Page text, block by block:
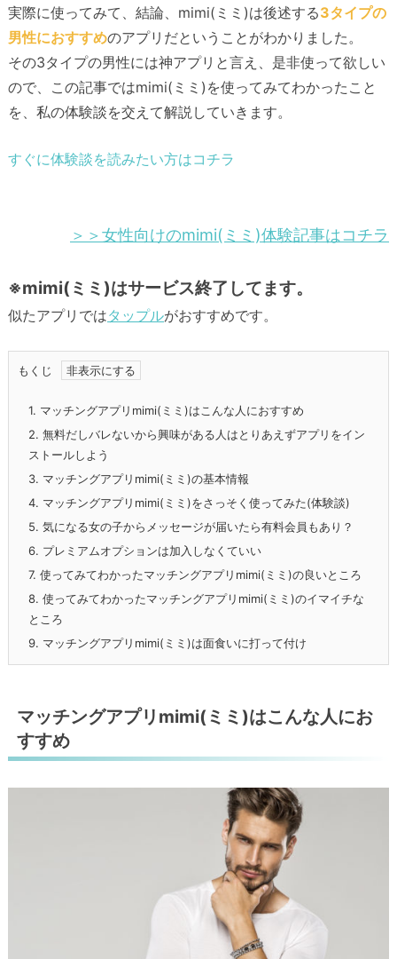
実際に使ってみて、結論、mimi(ミミ)は後述する3タイプの
男性におすすめのアプリだということがわかりました。
その3タイプの男性には神アプリと言え、是非使って欲しい
ので、この記事ではmimi(ミミ)を使ってみてわかったこと
を、私の体験談を交えて解説していきます。
すぐに体験談を読みたい方はコチラ
＞＞女性向けのmimi(ミミ)体験記事はコチラ
※mimi(ミミ)はサービス終了してます。
似たアプリではタップルがおすすめです。
もくじ
1. マッチングアプリmimi(ミミ)はこんな人におすすめ
2. 無料だしバレないから興味がある人はとりあえずアプリをイン
ストールしよう
3. マッチングアプリmimi(ミミ)の基本情報
4. マッチングアプリmimi(ミミ)をさっそく使ってみた(体験談)
5. 気になる女の子からメッセージが届いたら有料会員もあり？
6. プレミアムオプションは加入しなくていい
7. 使ってみてわかったマッチングアプリmimi(ミミ)の良いところ
8. 使ってみてわかったマッチングアプリmimi(ミミ)のイマイチな
ところ
9. マッチングアプリmimi(ミミ)は面食いに打って付け
マッチングアプリmimi(ミミ)はこんな人にお
すすめ